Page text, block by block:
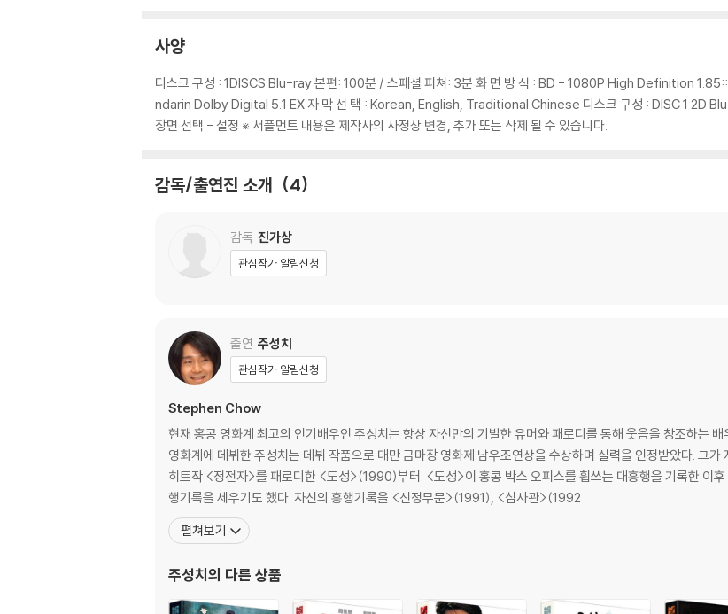
사양
디스크 구성 : 1DISCS Blu-ray 본편: 100분 / 스페셜 피쳐: 3분 화 면 방 식 : BD - 1080P High Definition
ndarin Dolby Digital 5.1 EX 자 막 선 택 : Korean, English, Traditional Chinese 디스크 구성 : DISC 1 2D
장면 선택 - 설정 ※ 서플먼트 내용은 제작사의 사정상 변경, 추가 또는 삭제 될 수 있습니다.
감독/출연진 소개 4
감독 진가상
관심작가 알림신청
출연 주성치
관심작가 알림신청
Stephen Chow
현재 홍콩 영화계 최고의 인기배우인 주성치는 항상 자신만의 기발한 유머와 패로디를 통해 웃음을 창조하는
영화계에 데뷔한 주성치는 데뷔 작품으로 대만 금마장 영화제 남우조연상을 수상하며 실력을 인정받았다. 그가 자신만의 연기 색깔을 본격적으로 선보인 작품은 주윤발의
히트작 <정전자>를 패로디한 <도성>(1990)부터. <도성>이 홍콩 박스 오피스를 휩쓰는 대흥행을 기록한 이
행기록을 세우기도 했다. 자신의 흥행기록을 <신정무문>(1991), <심사관>(1992
펼쳐보기
주성치 의 다른 상품